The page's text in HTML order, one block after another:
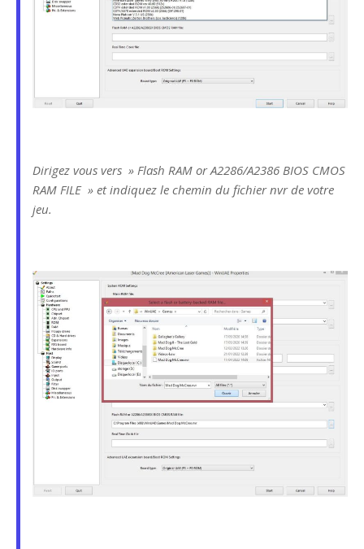
Dirigez vous vers » Flash RAM or A2286/A2386 BIOS CMOS
RAM FILE » et indiquez le chemin du fichier nvr de votre
jeu.